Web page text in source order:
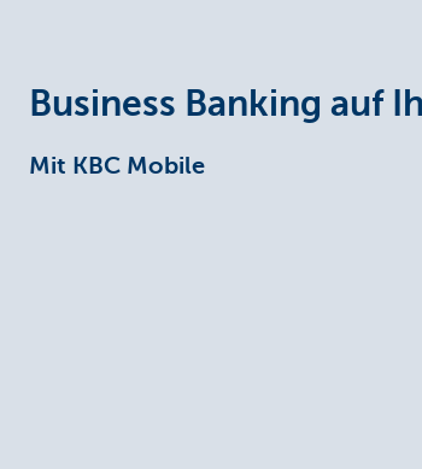
Business Banking auf
Mit KBC Mobile